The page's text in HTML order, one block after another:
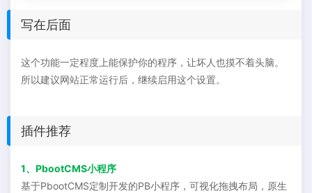
写在后面
这个功能一定程度上能保护你的程序，让坏人也摸不着头脑。
所以建议网站正常运行后，继续启用这个设置。
插件推荐
1、PbootCMS小程序
基于PbootCMS定制开发的PB小程序，可视化拖拽布局，原生